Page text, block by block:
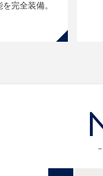
完全装備。